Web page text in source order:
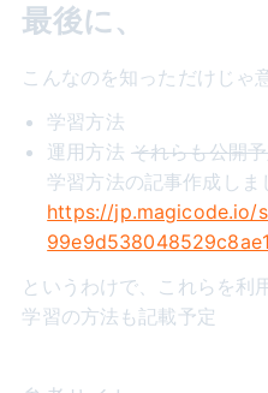
最後に、
こんなのを知っただけじゃ
学習方法
運用方法 それらも公開
学習方法の記事作成しま
https://jp.magicode.io/
というわけで、これらを利
学習の方法も記載予定